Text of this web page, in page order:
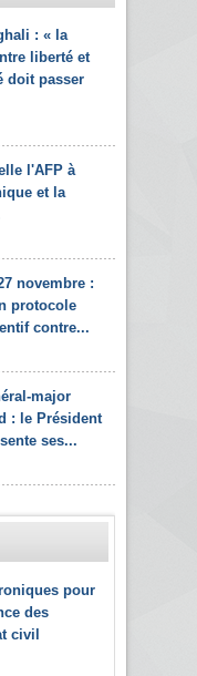
: « la
liberté et
doit passer
l'AFP à
et la
novembre :
protocole
contre...
major
: le Président
ses...
pour
des
civil